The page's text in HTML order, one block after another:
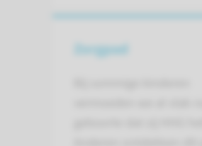
Zorgpad